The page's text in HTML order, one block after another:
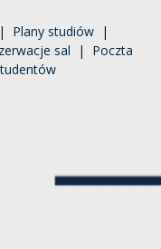
| Plany studiów |
sal | Poczta